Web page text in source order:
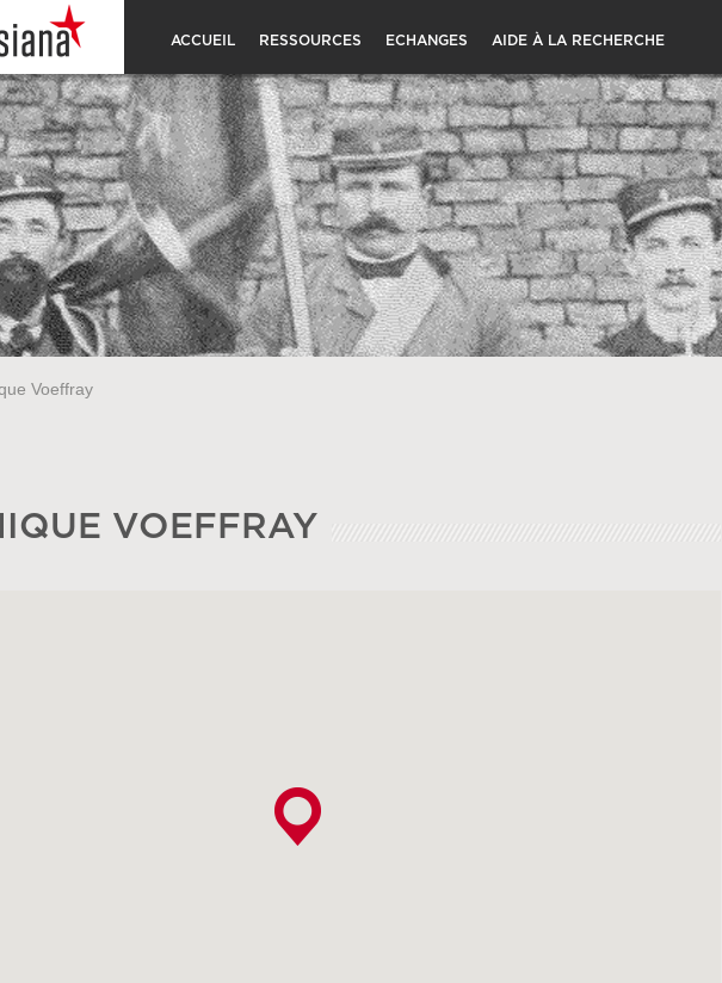
ACCUEIL RESSOURCES ECHANGES AIDE À LA RECHERCHE
Voeffray
VOEFFRAY